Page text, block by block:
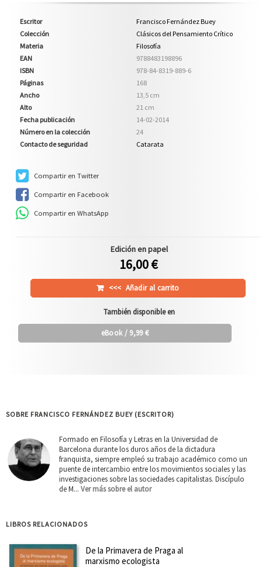
Escritor
Francisco Fernández Buey
Colección
Clásicos del Pensamiento Crítico
Materia
Filosofía
EAN
9788483198896
ISBN
978-84-8319-889-6
Páginas
168
Ancho
13,5 cm
Alto
21 cm
Fecha publicación
14-02-2014
Número en la colección
24
Contacto de seguridad
Catarata
Compartir en Twitter
Compartir en Facebook
Compartir en WhatsApp
Edición en papel
16,00 €
<<< Añadir al carrito
También disponible en
eBook/ 9,99 €
SOBRE FRANCISCO FERNÁNDEZ BUEY (ESCRITOR)
Formado en Filosofía y Letras en la Universidad de
Barcelona durante los duros años de la dictadura
franquista, siempre empleó su trabajo académico como un
puente de intercambio entre los movimientos sociales y las
investigaciones sobre las sociedades capitalistas. Discípulo
de M... Ver más sobre el autor
LIBROS RELACIONADOS
De la Primavera de Praga al
marxismo ecologista